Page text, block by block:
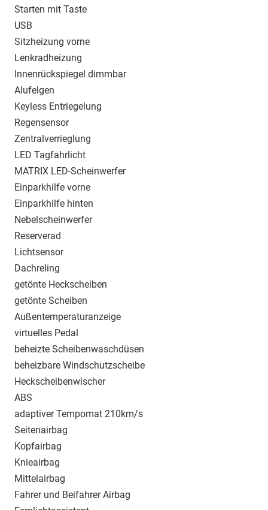
Starten mit Taste
USB
Sitzheizung vorne
Lenkradheizung
Innenrückspiegel dimmbar
Alufelgen
Keyless Entriegelung
Regensensor
Zentralverrieglung
LED Tagfahrlicht
MATRIX LED-Scheinwerfer
Einparkhilfe vorne
Einparkhilfe hinten
Nebelscheinwerfer
Reserverad
Lichtsensor
Dachreling
getönte Heckscheiben
getönte Scheiben
Außentemperaturanzeige
virtuelles Pedal
beheizte Scheibenwaschdüsen
beheizbare Windschutzscheibe
Heckscheibenwischer
ABS
adaptiver Tempomat 210km/s
Seitenairbag
Kopfairbag
Knieairbag
Mittelairbag
Fahrer und Beifahrer Airbag